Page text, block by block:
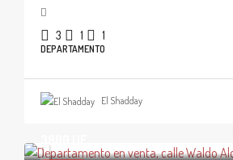
3 1 1
DEPARTAMENTO
El Shadday